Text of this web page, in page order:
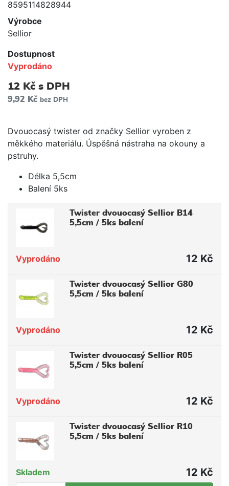
8595114828944
Výrobce
Sellior
Dostupnost
Vyprodáno
12 Kč s DPH
9,92 Kč bez DPH
Dvouocasý twister od značky Sellior vyroben z
měkkého materiálu. Úspěšná nástraha na okouny a
pstruhy.
Délka 5,5cm
Balení 5ks
Twister dvouocasý Sellior B14
5,5cm / 5ks balení
Vyprodáno 12 Kč
Twister dvouocasý Sellior G80
5,5cm / 5ks balení
Vyprodáno 12 Kč
Twister dvouocasý Sellior R05
5,5cm / 5ks balení
Vyprodáno 12 Kč
Twister dvouocasý Sellior R10
5,5cm / 5ks balení
Skladem 12 Kč